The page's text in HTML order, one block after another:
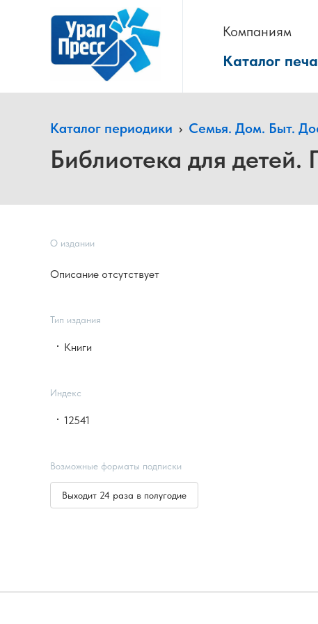
Компаниям
Каталог
Каталог периодики › Семья. Дом. Быт.
Библиотека для детей.
О издании
Описание отсутствует
Тип издания
Книги
Индекс
12541
Возможные форматы подписки
Выходит 24 раза в полугодие